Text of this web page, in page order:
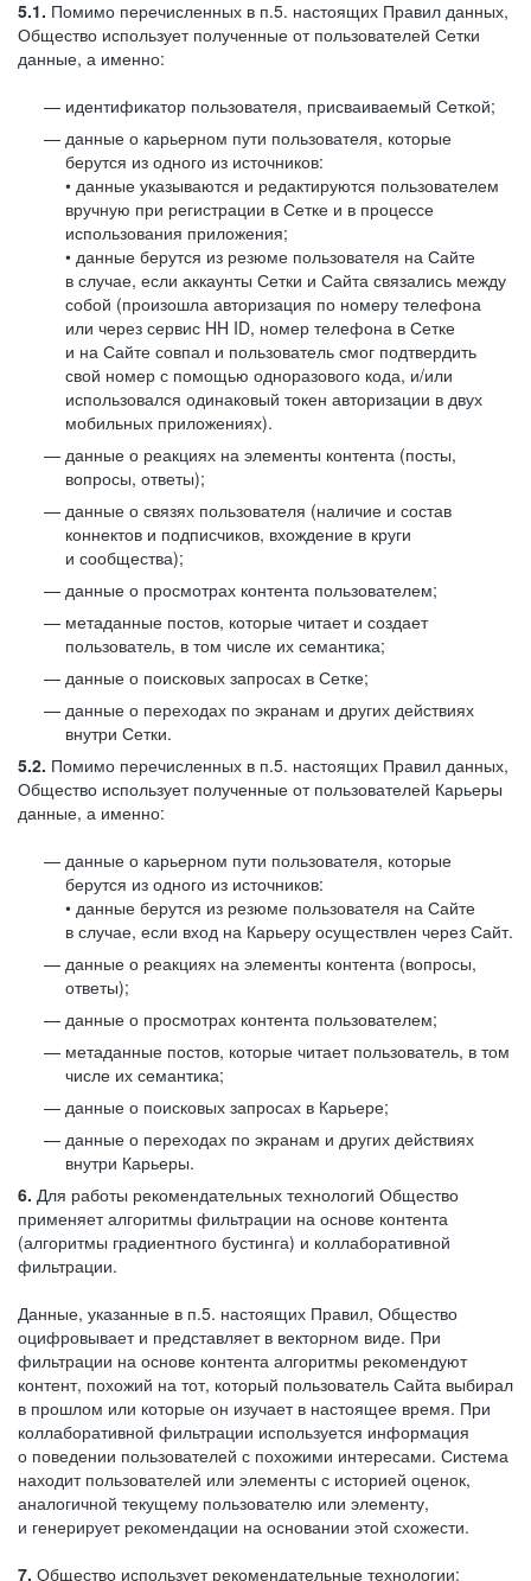
5.1. Помимо перечисленных в п.5. настоящих Правил данных,
Общество использует полученные от пользователей Сетки
данные, а именно:
идентификатор пользователя, присваиваемый Сеткой;
данные о карьерном пути пользователя, которые
берутся из одного из источников:
• данные указываются и редактируются пользователем
вручную при регистрации в Сетке и в процессе
использования приложения;
• данные берутся из резюме пользователя на Сайте
в случае, если аккаунты Сетки и Сайта связались между
собой (произошла авторизация по номеру телефона
или через сервис HH ID, номер телефона в Сетке
и на Сайте совпал и пользователь смог подтвердить
свой номер с помощью одноразового кода, и/или
использовался одинаковый токен авторизации в двух
мобильных приложениях).
данные о реакциях на элементы контента (посты,
вопросы, ответы);
данные о связях пользователя (наличие и состав
коннектов и подписчиков, вхождение в круги
и сообщества);
данные о просмотрах контента пользователем;
метаданные постов, которые читает и создает
пользователь, в том числе их семантика;
данные о поисковых запросах в Сетке;
данные о переходах по экранам и других действиях
внутри Сетки.
5.2. Помимо перечисленных в п.5. настоящих Правил данных,
Общество использует полученные от пользователей Карьеры
данные, а именно:
данные о карьерном пути пользователя, которые
берутся из одного из источников:
• данные берутся из резюме пользователя на Сайте
в случае, если вход на Карьеру осуществлен через Сайт.
данные о реакциях на элементы контента (вопросы,
ответы);
данные о просмотрах контента пользователем;
метаданные постов, которые читает пользователь, в том
числе их семантика;
данные о поисковых запросах в Карьере;
данные о переходах по экранам и других действиях
внутри Карьеры.
6. Для работы рекомендательных технологий Общество
применяет алгоритмы фильтрации на основе контента
(алгоритмы градиентного бустинга) и коллаборативной
фильтрации.
Данные, указанные в п.5. настоящих Правил, Общество
оцифровывает и представляет в векторном виде. При
фильтрации на основе контента алгоритмы рекомендуют
контент, похожий на тот, который пользователь Сайта выбирал
в прошлом или которые он изучает в настоящее время. При
коллаборативной фильтрации используется информация
о поведении пользователей с похожими интересами. Система
находит пользователей или элементы с историей оценок,
аналогичной текущему пользователю или элементу,
и генерирует рекомендации на основании этой схожести.
7. Общество использует рекомендательные технологии: